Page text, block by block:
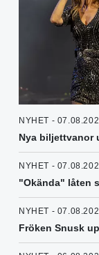
NYHET -
Nya biljettvanor
NYHET -
"Okända" låten
NYHET -
Fröken Snusk